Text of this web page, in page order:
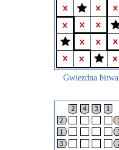
Gwiezdna bitwa